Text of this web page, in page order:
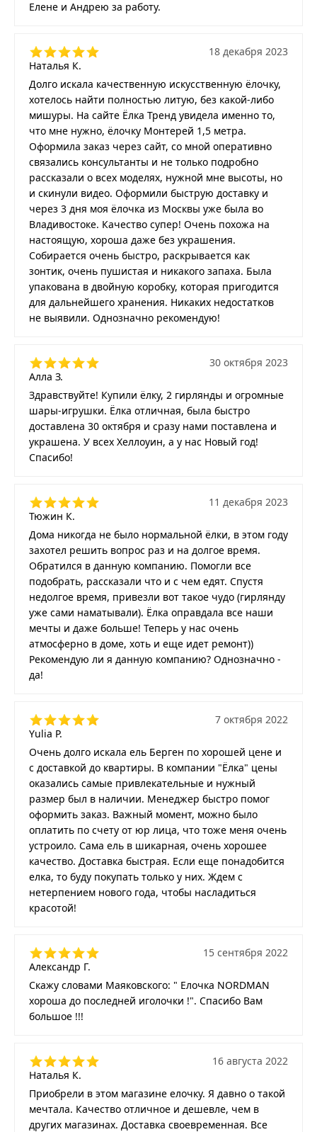
Елене и Андрею за работу.
Наталья К.
18 декабря 2023
Долго искала качественную искусственную ёлочку,
хотелось найти полностью литую, без какой-либо
мишуры. На сайте Ёлка Тренд увидела именно то,
что мне нужно, ёлочку Монтерей 1,5 метра.
Оформила заказ через сайт, со мной оперативно
связались консультанты и не только подробно
рассказали о всех моделях, нужной мне высоты, но
и скинули видео. Оформили быструю доставку и
через 3 дня моя ёлочка из Москвы уже была во
Владивостоке. Качество супер! Очень похожа на
настоящую, хороша даже без украшения.
Собирается очень быстро, раскрывается как
зонтик, очень пушистая и никакого запаха. Была
упакована в двойную коробку, которая пригодится
для дальнейшего хранения. Никаких недостатков
не выявили. Однозначно рекомендую!
Алла З.
30 октября 2023
Здравствуйте! Купили ёлку, 2 гирлянды и огромные
шары-игрушки. Ёлка отличная, была быстро
доставлена 30 октября и сразу нами поставлена и
украшена. У всех Хеллоуин, а у нас Новый год!
Спасибо!
Тюжин К.
11 декабря 2023
Дома никогда не было нормальной ёлки, в этом году
захотел решить вопрос раз и на долгое время.
Обратился в данную компанию. Помогли все
подобрать, рассказали что и с чем едят. Спустя
недолгое время, привезли вот такое чудо (гирлянду
уже сами наматывали). Ёлка оправдала все наши
мечты и даже больше! Теперь у нас очень
атмосферно в доме, хоть и еще идет ремонт))
Рекомендую ли я данную компанию? Однозначно -
да!
Yulia P.
7 октября 2022
Очень долго искала ель Берген по хорошей цене и
с доставкой до квартиры. В компании "Ёлка" цены
оказались самые привлекательные и нужный
размер был в наличии. Менеджер быстро помог
оформить заказ. Важный момент, можно было
оплатить по счету от юр лица, что тоже меня очень
устроило. Сама ель в шикарная, очень хорошее
качество. Доставка быстрая. Если еще понадобится
елка, то буду покупать только у них. Ждем с
нетерпением нового года, чтобы насладиться
красотой!
Александр Г.
15 сентября 2022
Скажу словами Маяковского: " Елочка NORDMAN
хороша до последней иголочки !". Спасибо Вам
большое !!!
Наталья К.
16 августа 2022
Приобрели в этом магазине елочку. Я давно о такой
мечтала. Качество отличное и дешевле, чем в
других магазинах. Доставка своевременная. Все